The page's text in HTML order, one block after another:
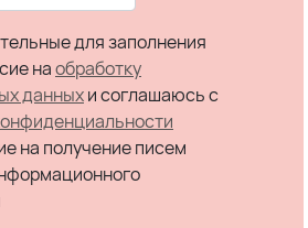
для заполнения
наобработку
данныхи соглашаюсь c
на получение писем